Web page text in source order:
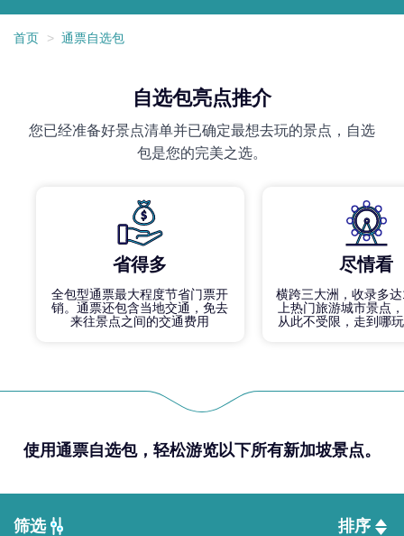
首页 通票自选包
自选包亮点推介
您已经准备好景点清单并已确定最想去玩的景点，自选
包是您的完美之选。
省得多
全包型通票最大程度节省门票开
销。通票还包含当地交通，免去
来往景点之间的交通费用
尽情看
横跨三大洲，收录多
上热门旅游城市景点
从此不受限，走到哪
使用通票自选包，轻松游览以下所有新加坡景点。
筛选 排序